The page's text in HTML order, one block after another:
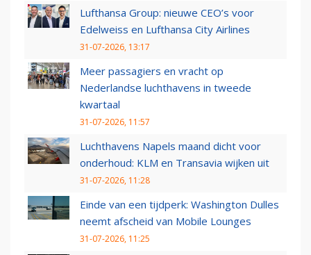
Lufthansa Group: nieuwe CEO’s voor
Edelweiss en Lufthansa City Airlines
31-07-2026, 13:17
Meer passagiers en vracht op
Nederlandse luchthavens in tweede
kwartaal
31-07-2026, 11:57
Luchthavens Napels maand dicht voor
onderhoud: KLM en Transavia wijken uit
31-07-2026, 11:28
Einde van een tijdperk: Washington Dulles
neemt afscheid van Mobile Lounges
31-07-2026, 11:25